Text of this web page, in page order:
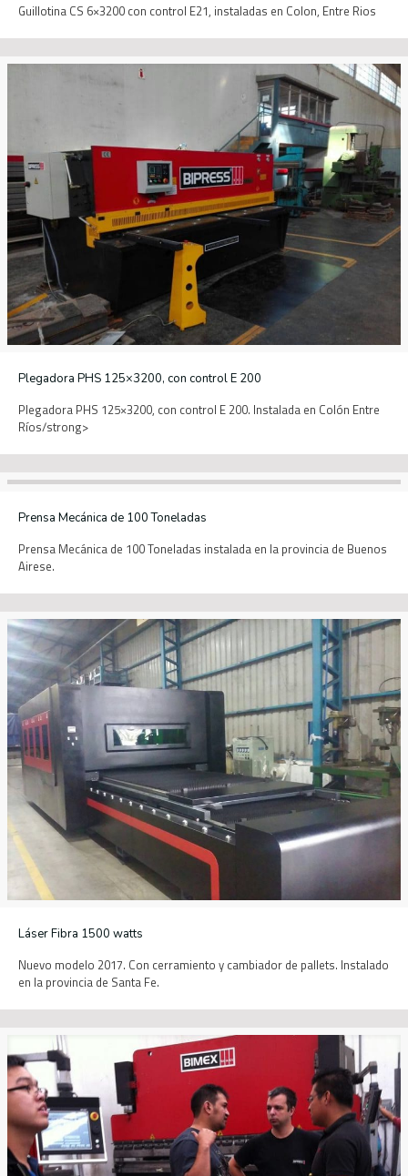
Guillotina CS 6×3200 con control E21, instaladas en Colon, Entre Rios
Plegadora PHS 125×3200, con control E 200
Plegadora PHS 125×3200, con control E 200. Instalada en Colón Entre
Ríos/strong>
Prensa Mecánica de 100 Toneladas
Prensa Mecánica de 100 Toneladas instalada en la provincia de Buenos
Airese.
Láser Fibra 1500 watts
Nuevo modelo 2017. Con cerramiento y cambiador de pallets. Instalado
en la provincia de Santa Fe.